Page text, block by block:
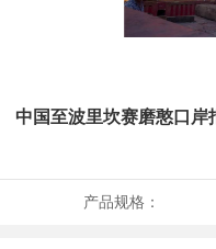
中国至波里坎赛磨憨口岸
产品规格：